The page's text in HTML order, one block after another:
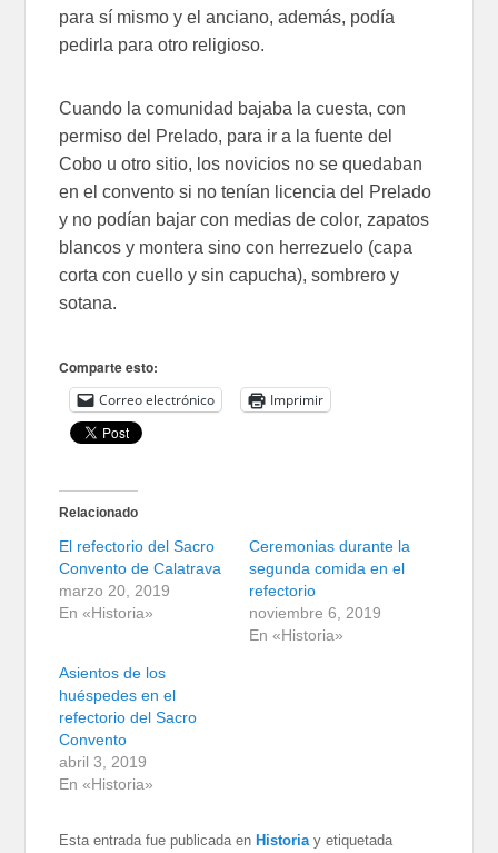
para sí mismo y el anciano, además, podía
pedirla para otro religioso.
Cuando la comunidad bajaba la cuesta, con
permiso del Prelado, para ir a la fuente del
Cobo u otro sitio, los novicios no se quedaban
en el convento si no tenían licencia del Prelado
y no podían bajar con medias de color, zapatos
blancos y montera sino con herrezuelo (capa
corta con cuello y sin capucha), sombrero y
sotana.
Comparte esto:
Correo electrónico Imprimir
Relacionado
El refectorio del Sacro
Convento de Calatrava
marzo 20, 2019
En «Historia»
Ceremonias durante la
segunda comida en el
refectorio
noviembre 6, 2019
En «Historia»
Asientos de los
huéspedes en el
refectorio del Sacro
Convento
abril 3, 2019
En «Historia»
Esta entrada fue publicada enHistoria y etiquetada